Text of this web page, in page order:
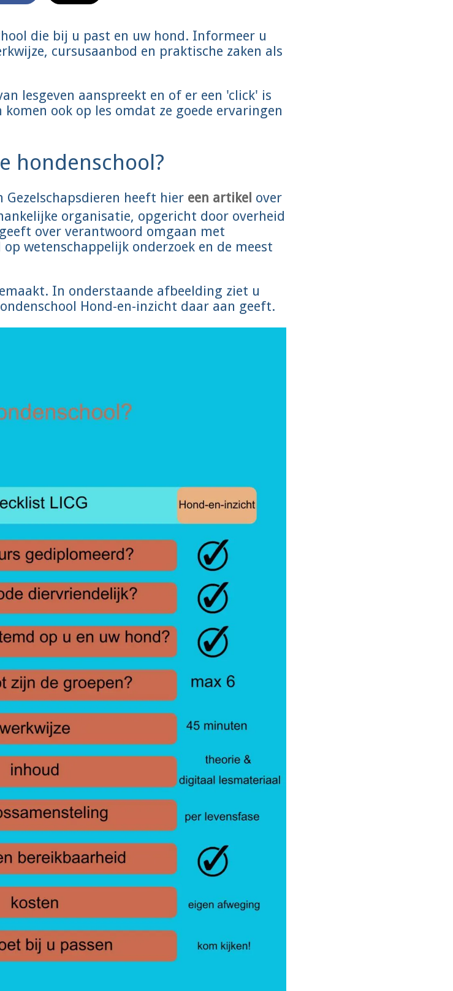
die bij u past en uw hond. Informeer u
cursusaanbod en praktische zaken als
lesgeven aanspreekt en of er een 'click' is
ook op les omdat ze goede ervaringen
hondenschool?
heeft hier een artikel over
organisatie, opgericht door overheid
over verantwoord omgaan met
wetenschappelijk onderzoek en de meest
In onderstaande afbeelding ziet u
Hond-en-inzicht daar aan geeft.